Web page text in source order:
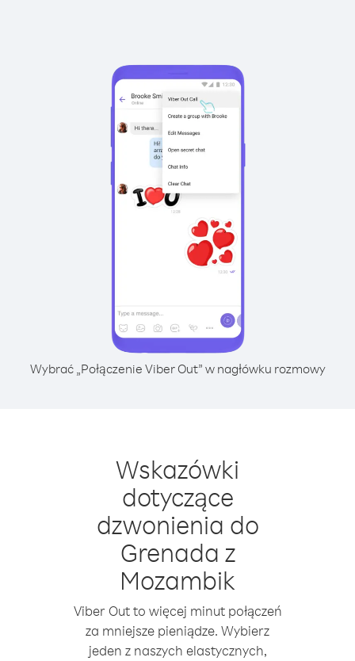
Wybrać „Połączenie Viber Out” w nagłówku rozmowy
Wskazówki
dotyczące
dzwonienia do
Grenada z
Mozambik
Viber Out to więcej minut połączeń
za mniejsze pieniądze. Wybierz
jeden z naszych elastycznych,